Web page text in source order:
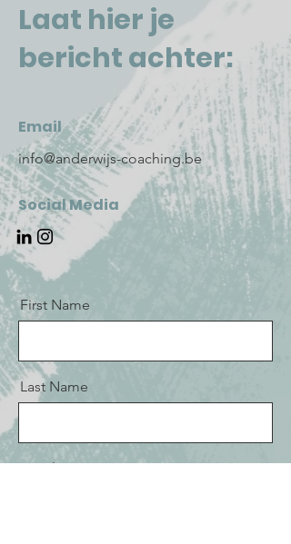
Laat hier je
bericht achter:
Email
info@anderwijs-coaching.be
Social Media
First Name
Last Name
Email